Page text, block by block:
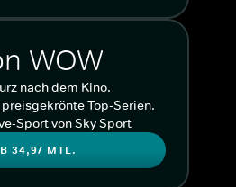
WOW
nach dem Kino.
Top-Serien.
Sport von Sky Sport
34,97 MTL.